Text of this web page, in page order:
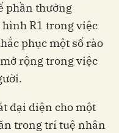
phần thưởng
R1 trong việc
phục một số rào
rộng trong việc
đại diện cho một
trong trí tuệ nhân